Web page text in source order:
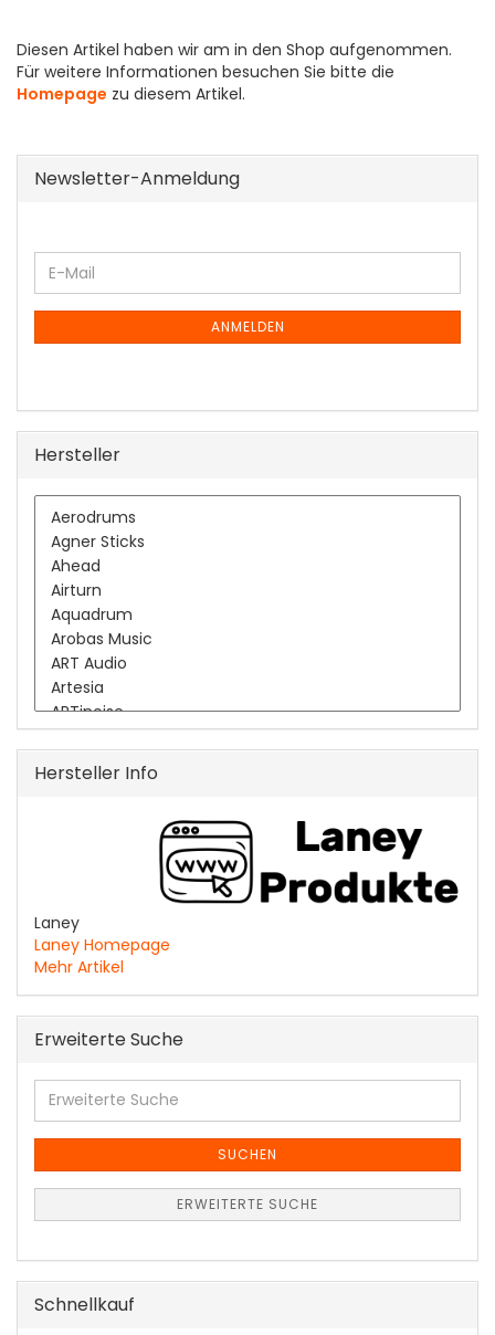
Diesen Artikel haben wir am in den Shop aufgenommen.
Für weitere Informationen besuchen Sie bitte die
Homepage zu diesem Artikel.
Newsletter-Anmeldung
WEITER
ZUR
NEWSLETTER-
E-
Mail
ANMELDEN
Hersteller
Hersteller Info
Laney
Laney Homepage
Mehr Artikel
Erweiterte Suche
Erweiterte
Suche
SUCHEN
ERWEITERTE SUCHE
Schnellkauf